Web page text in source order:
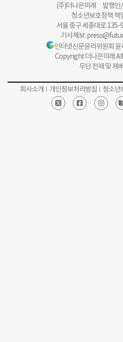
(주)더나은미래 발행인
청소년보호정책 책
서울 중구 세종대로 135-
기사제보:
인터넷신문윤리위원회
Copyright 더나은미래
무단 전재 및 재
회사소개 개인정보처리방침 청소년